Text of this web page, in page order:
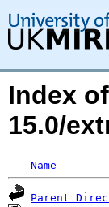
Index
15.0/
Name
Parent